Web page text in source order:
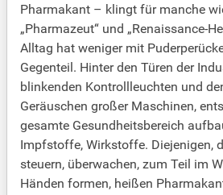
Pharmakant – klingt für manche
„Pharmazeut“ und „Renaissance-
Alltag hat weniger mit
Gegenteil. Hinter den Türen der
blinkenden Kontrollleuchten und
Geräuschen großer Maschinen,
gesamte Gesundheitsbereich
Impfstoffe, Wirkstoffe. Diejenigen,
steuern, überwachen, zum Teil im
Händen formen, heißen